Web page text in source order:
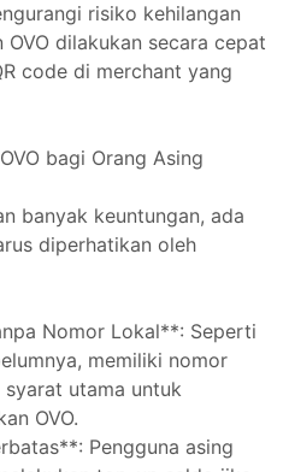
risiko kehilangan
OVO dilakukan secara cepat
code di merchant yang
bagi Orang Asing
banyak keuntungan, ada
diperhatikan oleh
Nomor Lokal**: Seperti
memiliki nomor
utama untuk
OVO.
Pengguna asing